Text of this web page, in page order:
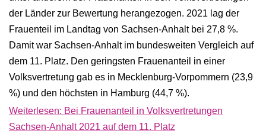
der Länder zur Bewertung herangezogen. 2021 lag der
Frauenteil im Landtag von Sachsen-Anhalt bei 27,8 %.
Damit war Sachsen-Anhalt im bundesweiten Vergleich auf
dem 11. Platz. Den geringsten Frauenanteil in einer
Volksvertretung gab es in Mecklenburg-Vorpommern (23,9
%) und den höchsten in Hamburg (44,7 %).
Weiterlesen: Bei Frauenanteil in Volksvertretungen
Sachsen-Anhalt 2021 auf dem 11. Platz